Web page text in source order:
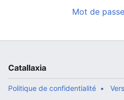
Mot de
Catallaxia
Politique de confidentialité